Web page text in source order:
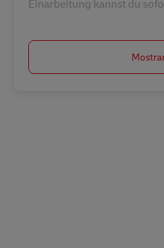
Einarbeitung kannst du